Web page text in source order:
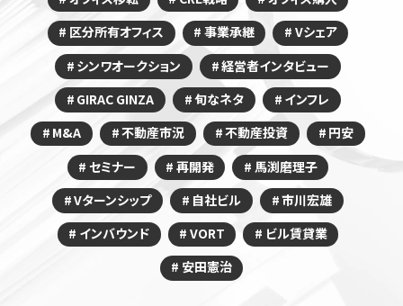
区分所有オフィス
事業承継
Vシェア
シンワオークション
経営者インタビュー
GIRAC GINZA
旬なネタ
インフレ
M&A
不動産市況 不動産投資
円安
セミナー
再開発
馬渕磨理子
Vターンシップ
自社ビル
市川宏雄
インバウンド
VORT
ビル賃貸業
安田憲治